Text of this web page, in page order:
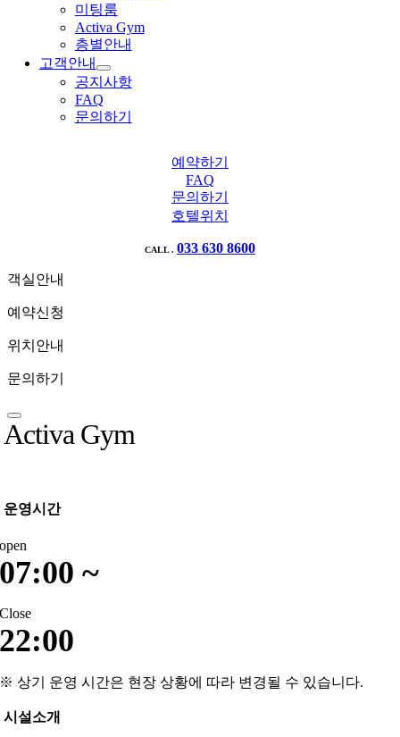
미팅룸
Activa Gym
층별안내
고객안내
공지사항
FAQ
문의하기
예약하기
FAQ
문의하기
호텔위치
CALL . 033 630 8600
객실안내
예약신청
위치안내
문의하기
Activa Gym
운영시간
open
07:00 ~
Close
22:00
※ 상기 운영 시간은 현장 상황에 따라 변경될 수 있습니다.
시설소개